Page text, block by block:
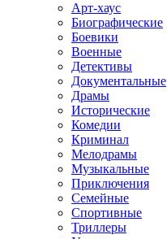
Арт-хаус
Биографические
Боевики
Военные
Детективы
Документальные
Драмы
Исторические
Комедии
Криминал
Мелодрамы
Музыкальные
Приключения
Семейные
Спортивные
Триллеры